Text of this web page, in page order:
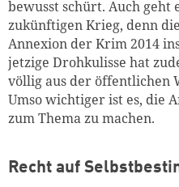
bewusst schürt. Auch geht
zukünftigen Krieg, denn
Annexion der Krim 2014
jetzige Drohkulisse hat
völlig aus der öffentlichen
Umso wichtiger ist es, die
zum Thema zu machen.
Recht auf